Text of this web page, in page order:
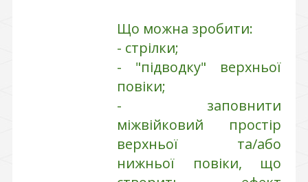
Що можна зробити:
- стрілки;
- "підводку" верхньої
повіки;
- заповнити
міжвійковий простір
верхньої та/або
нижньої повіки, що